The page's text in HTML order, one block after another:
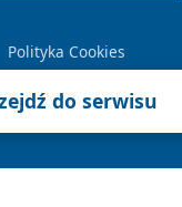
Polityka Cookies
do serwisu